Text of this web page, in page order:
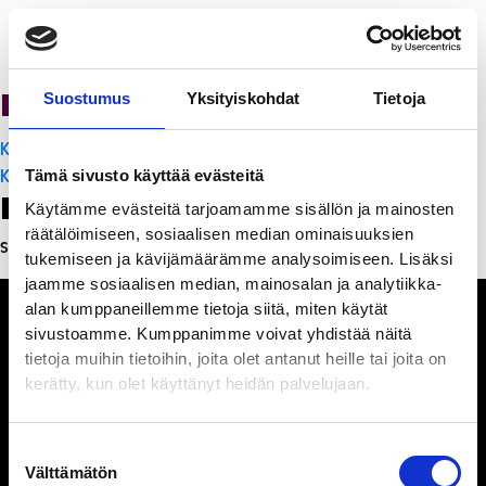
Suostumus Yksityiskohdat Tietoja
Tämä sivusto käyttää evästeitä
Käytämme evästeitä tarjoamamme sisällön ja mainosten
räätälöimiseen, sosiaalisen median ominaisuuksien
tukemiseen ja kävijämäärämme analysoimiseen. Lisäksi
jaamme sosiaalisen median, mainosalan ja analytiikka-
alan kumppaneillemme tietoja siitä, miten käytät
sivustoamme. Kumppanimme voivat yhdistää näitä
tietoja muihin tietoihin, joita olet antanut heille tai joita on
kerätty, kun olet käyttänyt heidän palvelujaan.
valinta
Välttämätön
PanchoVilla
Artikkelien
selaus
K-Citymarket Pori Puuvilla
K-Citymarket Pori Puuvilla
Leave a Reply
Sinun täytyy kirjautua sisään